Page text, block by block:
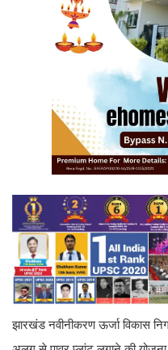
झारखंड नवीनीकरण ऊर्जा विकास